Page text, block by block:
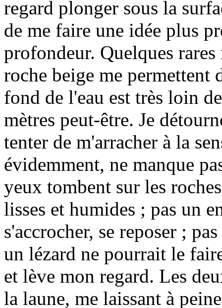
regard plonger sous la
de me faire une idée plus
profondeur. Quelques rares
roche beige me permettent
fond de l'eau est très loin
mètres peut-être. Je
tenter de m'arracher à la
évidemment, ne manque
yeux tombent sur les
lisses et humides ; pas un
s'accrocher, se reposer ;
un lézard ne pourrait le
et lève mon regard. Les
la laune, me laissant à